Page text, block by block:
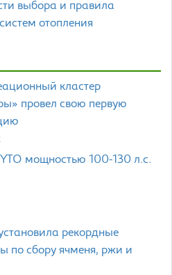
выбора и правила
отопления
кластер
провел свою первую
YTO мощностью 100-130 л.с.
рекордные
по сбору ячменя, ржи и